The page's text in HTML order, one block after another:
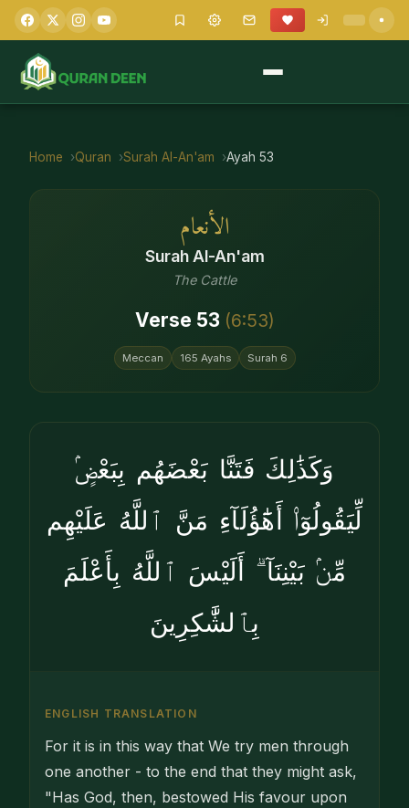
Home Quran Surah Al-An'am Ayah 53
الأنعام
Surah Al-An'am
The Cattle
Verse 53 (6:53)
Meccan 165 Ayahs Surah 6
وَكَذَٰلِكَ فَتَنَّا بَعْضَهُم بِبَعْضٍۢ
لِّيَقُولُوٓا۟ أَهَٰٓؤُلَآءِ مَنَّ ٱللَّهُ عَلَيْهِم
مِّنۢ بَيْنِنَآ ۗ أَلَيْسَ ٱللَّهُ بِأَعْلَمَ
بِٱلشَّٰكِرِينَ
ENGLISH TRANSLATION
For it is in this way that We try men through
one another - to the end that they might ask,
"Has God, then, bestowed His favour upon